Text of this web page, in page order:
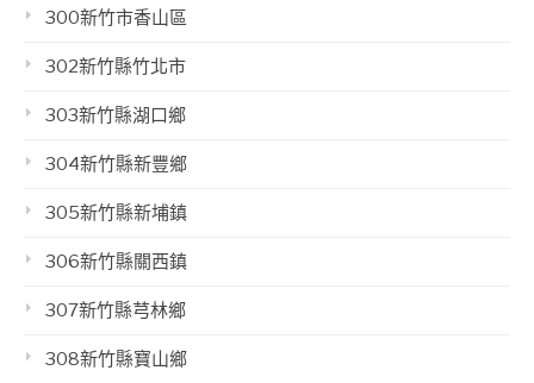
300新竹市香山區
302新竹縣竹北市
303新竹縣湖口鄉
304新竹縣新豐鄉
305新竹縣新埔鎮
306新竹縣關西鎮
307新竹縣芎林鄉
308新竹縣寶山鄉